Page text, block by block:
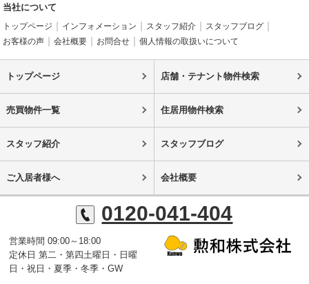
当社について
トップページ インフォメーション スタッフ紹介
スタッフブログ
お客様の声
会社概要 お問合せ 個人情報の取扱いについて
トップページ 店舗・テナント物件検索
売買物件一覧 住居用物件検索
スタッフ紹介 スタッフブログ
ご入居者様へ 会社概要
0120-041-404
営業時間 09:00～18:00
定休日 第二・第四土曜日・日曜
日・祝日・夏季・冬季・GW